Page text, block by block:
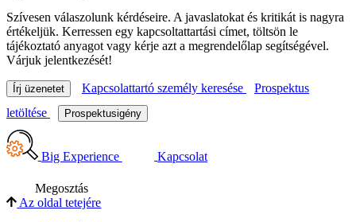
Szívesen válaszolunk kérdéseire. A javaslatokat és kritikát is nagyra
értékeljük. Kerressen egy kapcsoltattartási címet, töltsön le
tájékoztató anyagot vagy kérje azt a megrendelőlap segítségével.
Várjuk jelentkezését!
Írj üzenetet Kapcsolattartó személy keresése
Prospektus
letöltése
Prospektusigény
Big Experience Kapcsolat
Megosztás
Az oldal tetejére